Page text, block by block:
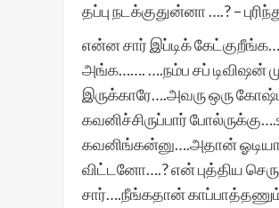
தப்பு நடக்குதுன்னா ….? –
என்ன சார் இப்டிக்
அங்க……. ….நம்ப சப் டிவிஷன்
இருக்காரே….அவரு ஒரு
கவனிச்சிருப்பார்
கவனிங்கன்னு….அதான்
விட்டனோ….? என் புத்திய
சார்….நீங்கதான்